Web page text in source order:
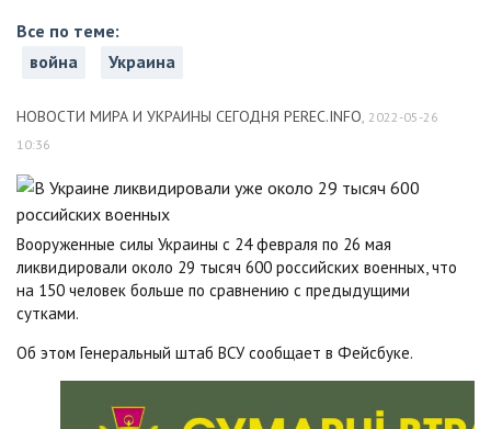
Все по теме:
война
Украина
НОВОСТИ МИРА И УКРАИНЫ СЕГОДНЯ PEREC.INFO, 2022-05-26
10:36
Вооруженные силы Украины с 24 февраля по 26 мая
ликвидировали около 29 тысяч 600 российских военных, что
на 150 человек больше по сравнению с предыдущими
сутками.
Об этом Генеральный штаб ВСУ сообщает в Фейсбуке.